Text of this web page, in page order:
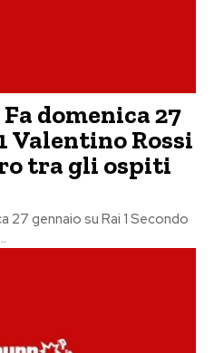
domenica 27
Valentino Rossi
tra gli ospiti
27 gennaio su Rai 1 Secondo